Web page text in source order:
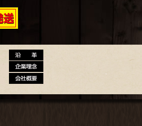
沿革